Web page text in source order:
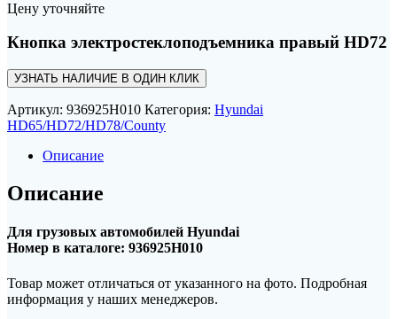
Цену уточняйте
Кнопка электростеклоподъемника правый HD72
УЗНАТЬ НАЛИЧИЕ В ОДИН КЛИК
Артикул: 936925H010 Категория: Hyundai
HD65/HD72/HD78/County
Описание
Описание
Для грузовых автомобилей Hyundai
Номер в каталоге: 936925H010
Товар может отличаться от указанного на фото. Подробная
информация у наших менеджеров.